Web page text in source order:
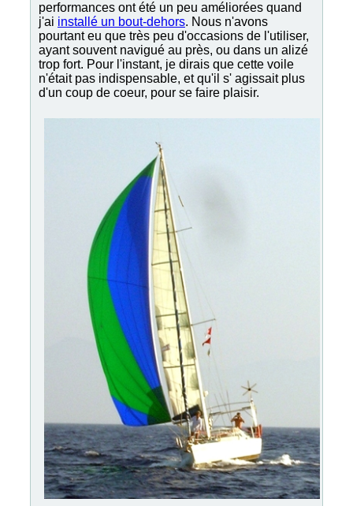
performances ont été un peu améliorées quand
j'ai installé un bout-dehors. Nous n'avons
pourtant eu que très peu d'occasions de l'utiliser,
ayant souvent navigué au près, ou dans un alizé
trop fort. Pour l'instant, je dirais que cette voile
n'était pas indispensable, et qu'il s' agissait plus
d'un coup de coeur, pour se faire plaisir.